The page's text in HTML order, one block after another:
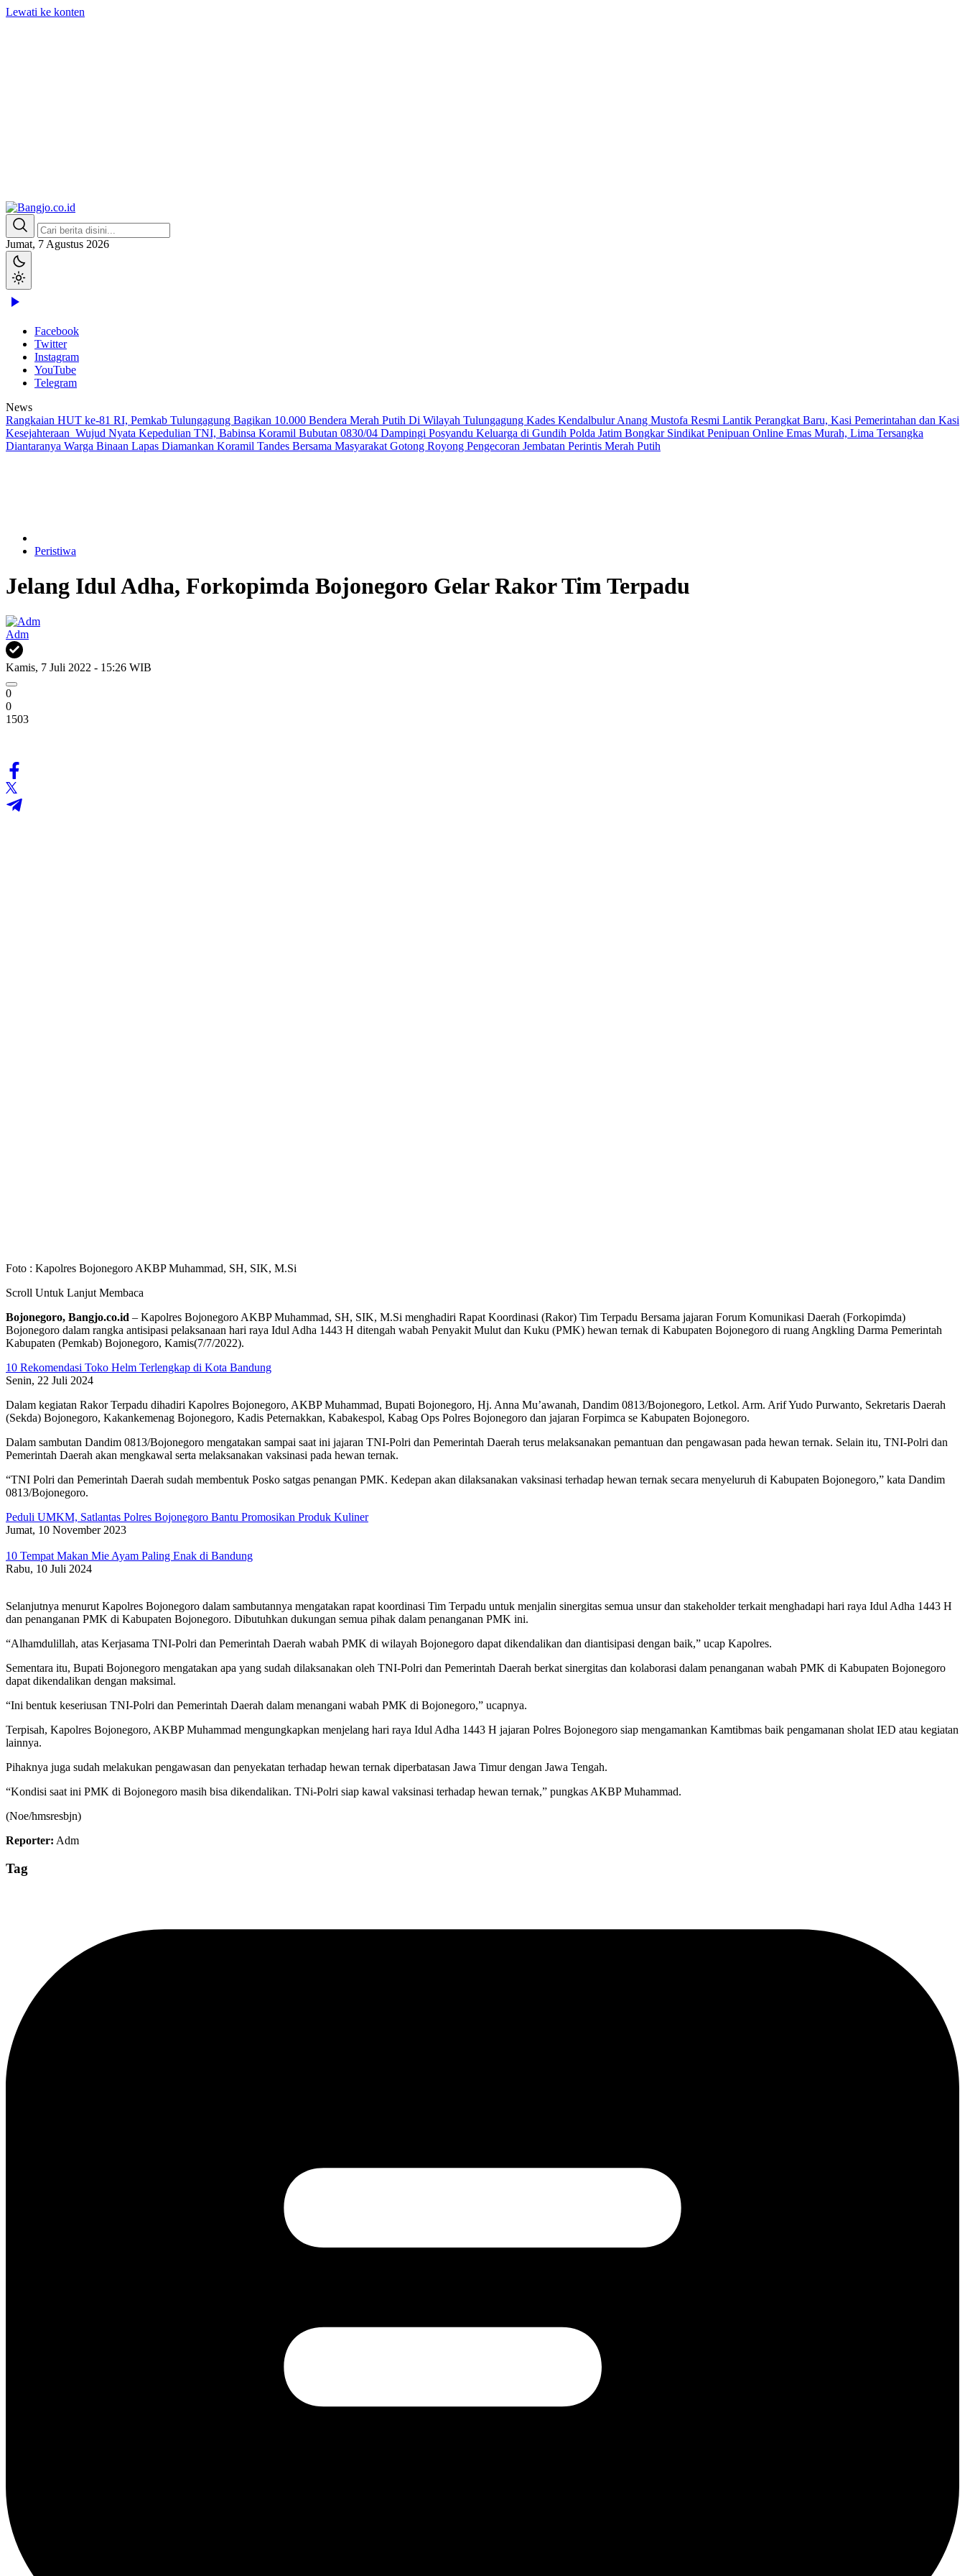
Lewati ke konten
Bangjo.co.id
Berani, Tegas, Terpercaya
Jumat, 7 Agustus 2026
Facebook
Twitter
Instagram
YouTube
Telegram
News
Rangkaian HUT ke-81 RI, Pemkab Tulungagung Bagikan 10.000 Bendera Merah Putih Di Wilayah Tulungagung Kades Kendalbulur Anang Mustofa Resmi Lantik Perangkat Baru, Kasi Pemerintahan dan Kasi
Kesejahteraan Wujud Nyata Kepedulian TNI, Babinsa Koramil Bubutan 0830/04 Dampingi Posyandu Keluarga di Gundih Polda Jatim Bongkar Sindikat Penipuan Online Emas Murah, Lima Tersangka
Diantaranya Warga Binaan Lapas Diamankan Koramil Tandes Bersama Masyarakat Gotong Royong Pengecoran Jembatan Perintis Merah Putih
Peristiwa
Jelang Idul Adha, Forkopimda Bojonegoro Gelar Rakor Tim Terpadu
Adm
Kamis, 7 Juli 2022 - 15:26 WIB
0
0
1503
Foto : Kapolres Bojonegoro AKBP Muhammad, SH, SIK, M.Si
Scroll Untuk Lanjut Membaca
Bojonegoro, Bangjo.co.id – Kapolres Bojonegoro AKBP Muhammad, SH, SIK, M.Si menghadiri Rapat Koordinasi (Rakor) Tim Terpadu Bersama jajaran Forum Komunikasi Daerah (Forkopimda)
Bojonegoro dalam rangka antisipasi pelaksanaan hari raya Idul Adha 1443 H ditengah wabah Penyakit Mulut dan Kuku (PMK) hewan ternak di Kabupaten Bojonegoro di ruang Angkling Darma Pemerintah
Kabupaten (Pemkab) Bojonegoro, Kamis(7/7/2022).
10 Rekomendasi Toko Helm Terlengkap di Kota Bandung
Senin, 22 Juli 2024
Dalam kegiatan Rakor Terpadu dihadiri Kapolres Bojonegoro, AKBP Muhammad, Bupati Bojonegoro, Hj. Anna Mu’awanah, Dandim 0813/Bojonegoro, Letkol. Arm. Arif Yudo Purwanto, Sekretaris Daerah
(Sekda) Bojonegoro, Kakankemenag Bojonegoro, Kadis Peternakkan, Kabakespol, Kabag Ops Polres Bojonegoro dan jajaran Forpimca se Kabupaten Bojonegoro.
Dalam sambutan Dandim 0813/Bojonegoro mengatakan sampai saat ini jajaran TNI-Polri dan Pemerintah Daerah terus melaksanakan pemantuan dan pengawasan pada hewan ternak. Selain itu, TNI-Polri dan
Pemerintah Daerah akan mengkawal serta melaksanakan vaksinasi pada hewan ternak.
“TNI Polri dan Pemerintah Daerah sudah membentuk Posko satgas penangan PMK. Kedepan akan dilaksanakan vaksinasi terhadap hewan ternak secara menyeluruh di Kabupaten Bojonegoro,” kata Dandim
0813/Bojonegoro.
Peduli UMKM, Satlantas Polres Bojonegoro Bantu Promosikan Produk Kuliner
Jumat, 10 November 2023
10 Tempat Makan Mie Ayam Paling Enak di Bandung
Rabu, 10 Juli 2024
Selanjutnya menurut Kapolres Bojonegoro dalam sambutannya mengatakan rapat koordinasi Tim Terpadu untuk menjalin sinergitas semua unsur dan stakeholder terkait menghadapi hari raya Idul Adha 1443 H
dan penanganan PMK di Kabupaten Bojonegoro. Dibutuhkan dukungan semua pihak dalam penanganan PMK ini.
“Alhamdulillah, atas Kerjasama TNI-Polri dan Pemerintah Daerah wabah PMK di wilayah Bojonegoro dapat dikendalikan dan diantisipasi dengan baik,” ucap Kapolres.
Sementara itu, Bupati Bojonegoro mengatakan apa yang sudah dilaksanakan oleh TNI-Polri dan Pemerintah Daerah berkat sinergitas dan kolaborasi dalam penanganan wabah PMK di Kabupaten Bojonegoro
dapat dikendalikan dengan maksimal.
“Ini bentuk keseriusan TNI-Polri dan Pemerintah Daerah dalam menangani wabah PMK di Bojonegoro,” ucapnya.
Terpisah, Kapolres Bojonegoro, AKBP Muhammad mengungkapkan menjelang hari raya Idul Adha 1443 H jajaran Polres Bojonegoro siap mengamankan Kamtibmas baik pengamanan sholat IED atau kegiatan
lainnya.
Pihaknya juga sudah melakukan pengawasan dan penyekatan terhadap hewan ternak diperbatasan Jawa Timur dengan Jawa Tengah.
“Kondisi saat ini PMK di Bojonegoro masih bisa dikendalikan. TNi-Polri siap kawal vaksinasi terhadap hewan ternak,” pungkas AKBP Muhammad.
(Noe/hmsresbjn)
Reporter: Adm
Tag